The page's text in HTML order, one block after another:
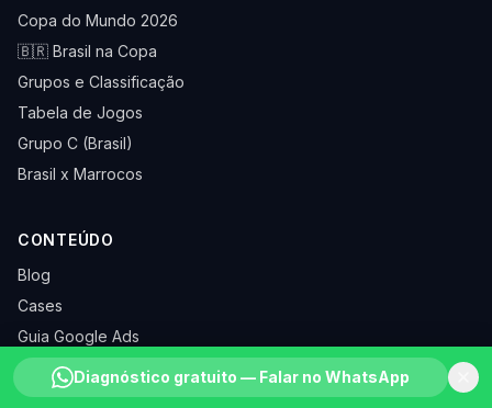
Copa do Mundo 2026
🇧🇷 Brasil na Copa
Grupos e Classificação
Tabela de Jogos
Grupo C (Brasil)
Brasil x Marrocos
CONTEÚDO
Blog
Cases
Guia Google Ads
Guia Facebook Ads
Glossário
Diagnóstico gratuito — Falar no WhatsApp